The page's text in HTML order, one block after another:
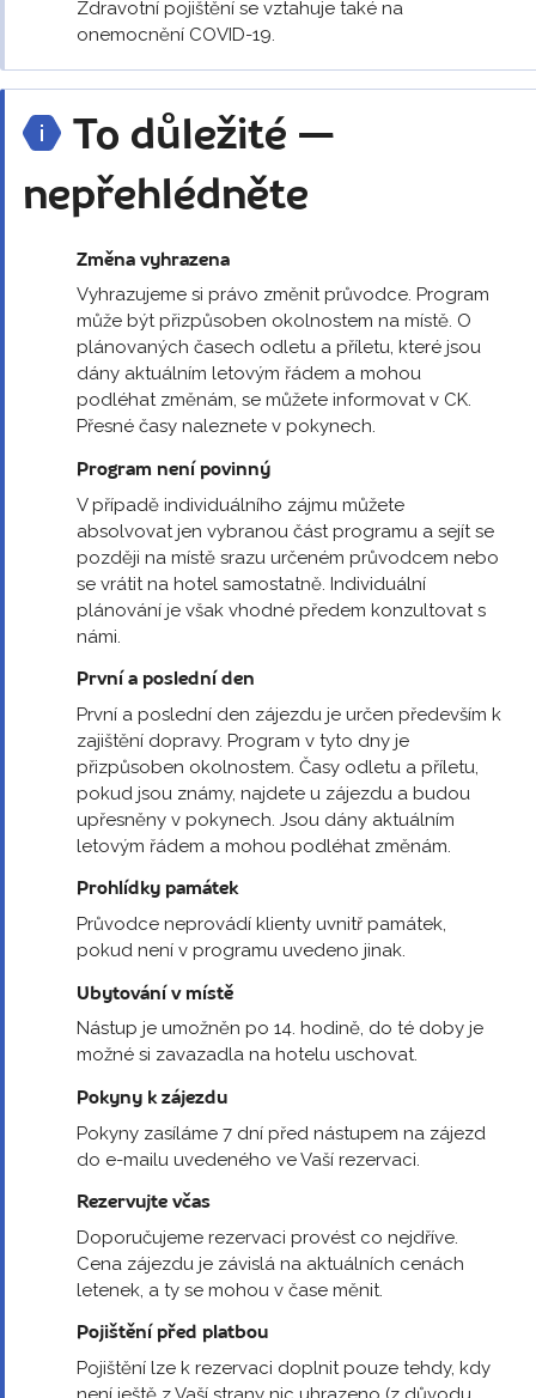
Zdravotní pojištění se vztahuje také na
onemocnění COVID-19.
To důležité —
nepřehlédněte
Změna vyhrazena
Vyhrazujeme si právo změnit průvodce. Program
může být přizpůsoben okolnostem na místě. O
plánovaných časech odletu a příletu, které jsou
dány aktuálním letovým řádem a mohou
podléhat změnám, se můžete informovat v CK.
Přesné časy naleznete v pokynech.
Program není povinný
V případě individuálního zájmu můžete
absolvovat jen vybranou část programu a sejít se
později na místě srazu určeném průvodcem nebo
se vrátit na hotel samostatně. Individuální
plánování je však vhodné předem konzultovat s
námi.
První a poslední den
První a poslední den zájezdu je určen především k
zajištění dopravy. Program v tyto dny je
přizpůsoben okolnostem. Časy odletu a příletu,
pokud jsou známy, najdete u zájezdu a budou
upřesněny v pokynech. Jsou dány aktuálním
letovým řádem a mohou podléhat změnám.
Prohlídky památek
Průvodce neprovádí klienty uvnitř památek,
pokud není v programu uvedeno jinak.
Ubytování v místě
Nástup je umožněn po 14. hodině, do té doby je
možné si zavazadla na hotelu uschovat.
Pokyny k zájezdu
Pokyny zasíláme 7 dní před nástupem na zájezd
do e-mailu uvedeného ve Vaší rezervaci.
Rezervujte včas
Doporučujeme rezervaci provést co nejdříve.
Cena zájezdu je závislá na aktuálních cenách
letenek, a ty se mohou v čase měnit.
Pojištění před platbou
Pojištění lze k rezervaci doplnit pouze tehdy, kdy